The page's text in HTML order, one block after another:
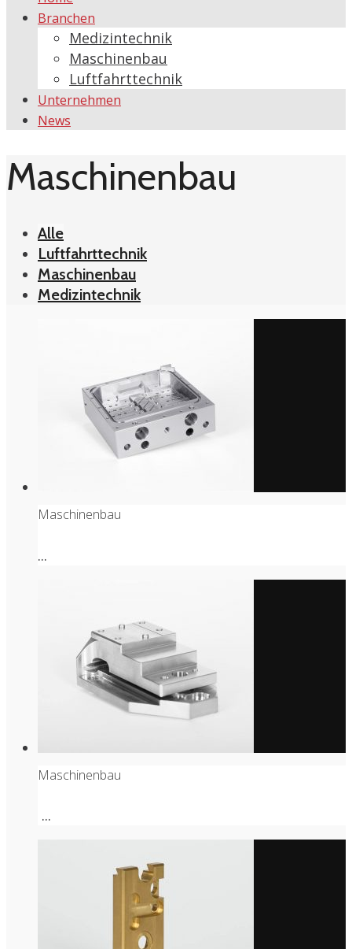
Branchen
Medizintechnik
Maschinenbau
Luftfahrttechnik
Unternehmen
News
Maschinenbau
Alle
Luftfahrttechnik
Maschinenbau
Medizintechnik
Maschinenbau
...
Maschinenbau
...